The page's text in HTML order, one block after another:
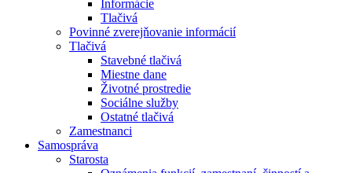
Informácie
Tlačivá
Povinné zverejňovanie informácií
Tlačivá
Stavebné tlačivá
Miestne dane
Životné prostredie
Sociálne služby
Ostatné tlačivá
Zamestnanci
Samospráva
Starosta